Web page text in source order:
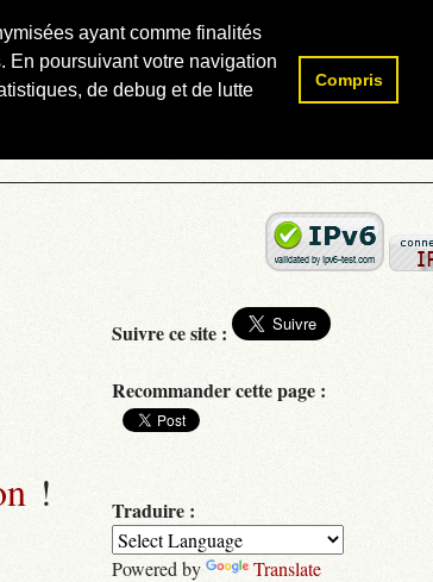
ayant comme finalités
En poursuivant votre navigation
de debug et de lutte
Compris
!
Rechercher :
Suivre ce site :
Recommander cette page :
Traduire :
Powered by Translate